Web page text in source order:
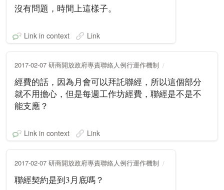
沒有問題，時間上這樣子。
Link in context Link
2017-02-07 研商開放政府專責聯絡人例行運作機制
經費的話，因為月會可以拜託聯經，所以這個部分
就不用擔心，但是每週工作坊經費，聯經是不是不
能支應？
Link in context Link
2017-02-07 研商開放政府專責聯絡人例行運作機制
聯經契約是到3月底嗎？